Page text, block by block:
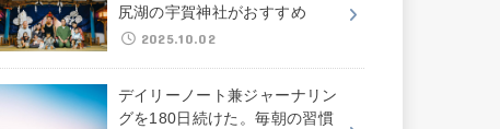
尻湖の宇賀神社がおすすめ
2025.10.02
デイリーノート兼ジャーナリン
グを180日続けた。毎朝の習慣